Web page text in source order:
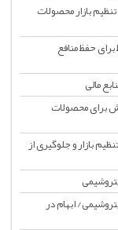
بازار محصولات
فقط برای حفظ منافع
مالی
برای محصولات
هدف تنظیم بازار و جلوگیری از
ابهام در